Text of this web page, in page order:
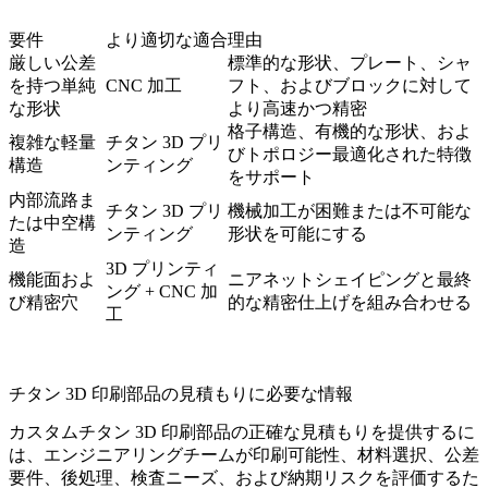
要件 より適切な適合理由
厳しい公差
を持つ単純
な形状
CNC 加工
標準的な形状、プレート、シャ
フト、およびブロックに対して
より高速かつ精密
複雑な軽量
構造
チタン 3D プリ
ンティング
格子構造、有機的な形状、およ
びトポロジー最適化された特徴
をサポート
内部流路ま
たは中空構
造
チタン 3D プリ
ンティング
機械加工が困難または不可能な
形状を可能にする
機能面およ
び精密穴
3D プリンティ
ング + CNC 加
工
ニアネットシェイピングと最終
的な精密仕上げを組み合わせる
チタン 3D 印刷部品の見積もりに必要な情報
カスタムチタン 3D 印刷部品の正確な見積もりを提供するに
は、エンジニアリングチームが印刷可能性、材料選択、公差
要件、後処理、検査ニーズ、および納期リスクを評価するた